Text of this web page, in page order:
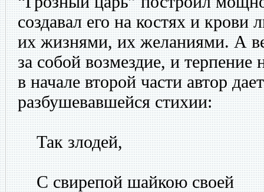
создавал его на костях и крови
их жизнями, их желаниями. А
за собой возмездие, и
в начале второй части автор
разбушевавшейся стихии:
Так злодей,
С свирепой шайкою своей